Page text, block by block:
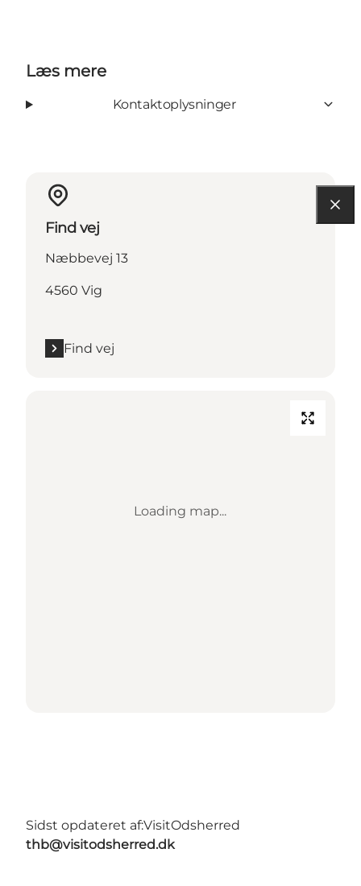
Læs mere
Kontaktoplysninger
Find vej
Næbbevej 13
4560 Vig
Find vej
Loading map...
Sidst opdateret af:VisitOdsherred
thb@visitodsherred.dk